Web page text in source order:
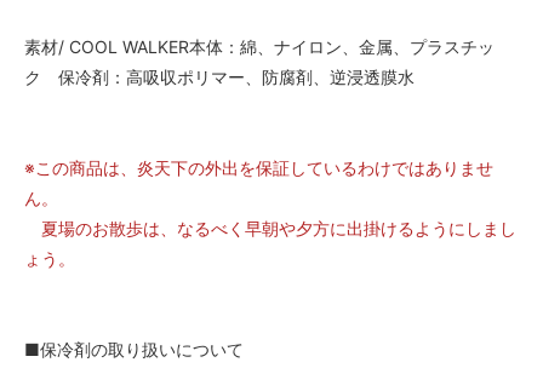
素材/ COOL WALKER本体：綿、ナイロン、金属、プラスチッ
ク 保冷剤：高吸収ポリマー、防腐剤、逆浸透膜水
※この商品は、炎天下の外出を保証しているわけではありませ
ん。
夏場のお散歩は、なるべく早朝や夕方に出掛けるようにしまし
ょう。
■保冷剤の取り扱いについて